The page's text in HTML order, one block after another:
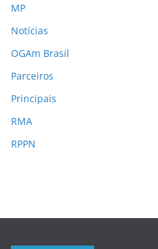
MP
Notícias
OGAm Brasil
Parceiros
Principais
RMA
RPPN